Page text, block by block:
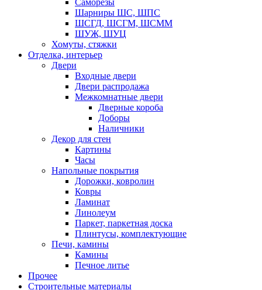
Шарниры ШС, ШПС
ШСГД, ШСГМ, ШСММ
ШУЖ, ШУЦ
Хомуты, стяжки
Отделка, интерьер
Двери
Входные двери
Двери распродажа
Межкомнатные двери
Дверные короба
Доборы
Наличники
Декор для стен
Картины
Часы
Напольные покрытия
Дорожки, ковролин
Ковры
Ламинат
Линолеум
Паркет, паркетная доска
Плинтусы, комплектующие
Печи, камины
Камины
Печное литье
Прочее
Строительные материалы